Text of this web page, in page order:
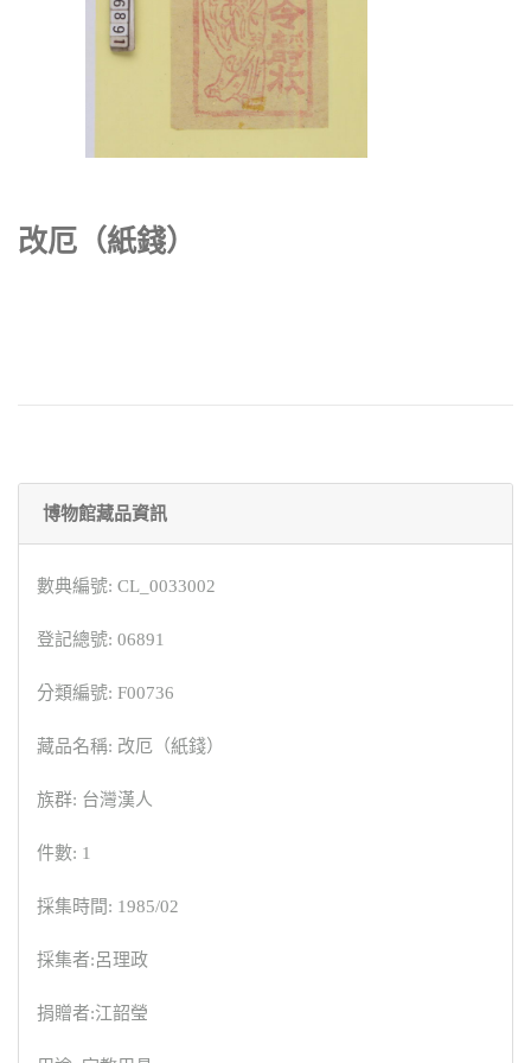
改厄（紙錢）
博物館藏品資訊
數典編號: CL_0033002
登記總號: 06891
分類編號: F00736
藏品名稱: 改厄（紙錢）
族群: 台灣漢人
件數: 1
採集時間: 1985/02
採集者:呂理政
捐贈者:江韶瑩